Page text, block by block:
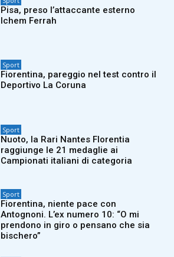
Pisa, preso l’attaccante esterno
Ichem Ferrah
Sport
Fiorentina, pareggio nel test contro il
Deportivo La Coruna
Sport
Nuoto, la Rari Nantes Florentia
raggiunge le 21 medaglie ai
Campionati italiani di categoria
Sport
Fiorentina, niente pace con
Antognoni. L’ex numero 10: “O mi
prendono in giro o pensano che sia
bischero”